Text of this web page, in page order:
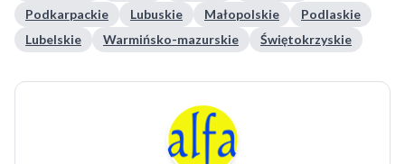
Podkarpackie
Lubuskie Małopolskie
Podlaskie
Lubelskie
Warmińsko-mazurskie Świętokrzyskie